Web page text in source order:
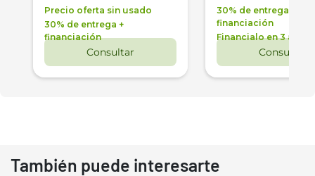
Precio oferta sin usado
30% de entrega +
financiación
Consultar
30% de entrega +
financiación
Financialo en 3 años
Consultar
También puede interesarte